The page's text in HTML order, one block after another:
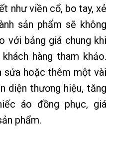
như viền cổ, bo tay, xẻ
sản phẩm sẽ không
với bảng giá chung khi
hàng tham khảo.
sửa hoặc thêm một vài
diện thương hiệu, tăng
áo đồng phục, giá
phẩm.